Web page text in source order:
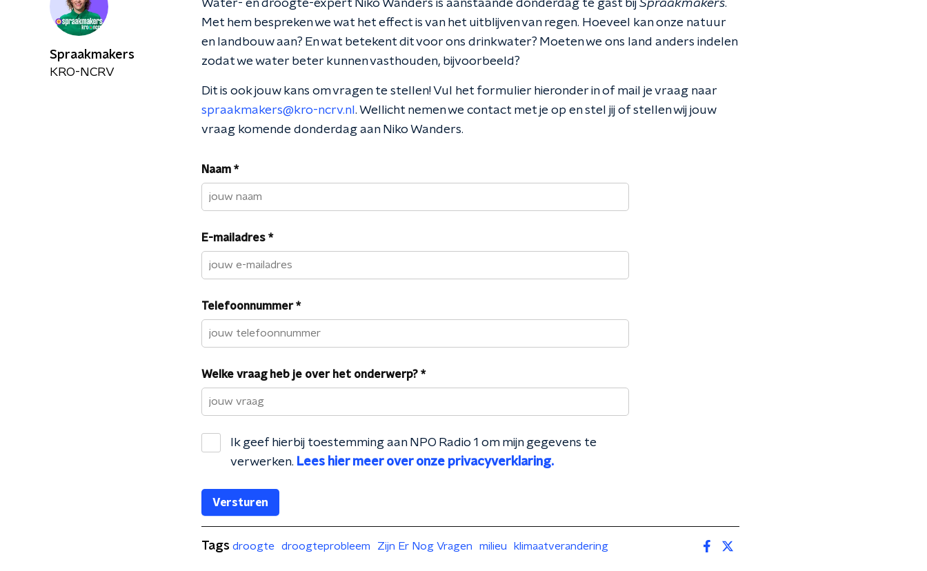
Water- en droogte-expert Niko Wanders is aanstaande donderdag te gast bij Spraakmakers.
Met hem bespreken we wat het effect is van het uitblijven van regen. Hoeveel kan onze natuur
en landbouw aan? En wat betekent dit voor ons drinkwater? Moeten we ons land anders indelen
zodat we water beter kunnen vasthouden, bijvoorbeeld?
Dit is ook jouw kans om vragen te stellen! Vul het formulier hieronder in of mail je vraag naar
spraakmakers@kro-ncrv.nl . Wellicht nemen we contact met je op en stel jij of stellen wij jouw
vraag komende donderdag aan Niko Wanders.
Naam *
E-mailadres *
Telefoonnummer *
Welke vraag heb je over het onderwerp? *
Ik geef hierbij toestemming aan NPO Radio 1 om mijn gegevens te
verwerken. Lees hier meer over onze privacyverklaring.
Versturen
Spraakmakers
KRO-NCRV
Tags droogte droogteprobleem Zijn Er Nog Vragen milieu klimaatverandering